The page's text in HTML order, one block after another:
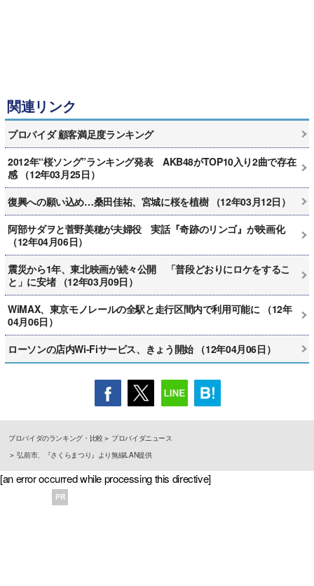
関連リンク
プロバイダ 顧客満足度ランキング
2012年“桜ソング”ランキング発表 AKB48がTOP10入り2曲で存在
感 （12年03月25日）
復興への願い込め…桑田佳祐、宮城に桜を植樹 （12年03月12日）
阿部サダヲと菅野美穂が夫婦役 実話『奇跡のリンゴ』が映画化
（12年04月06日）
震災から1年、東北映画が続々公開 「普段どおりにロケをするこ
と」に安堵 （12年03月09日）
WiMAX、東京モノレールの全駅と走行区間内で利用可能に （12年
04月06日）
ローソンの店内Wi-Fiサービス、きょう開始 （12年04月06日）
プロバイダのランキング・比較
プロバイダニュース
弘前市、『さくらまつり』より無線LAN提供
[an error occurred while processing this directive]
PR